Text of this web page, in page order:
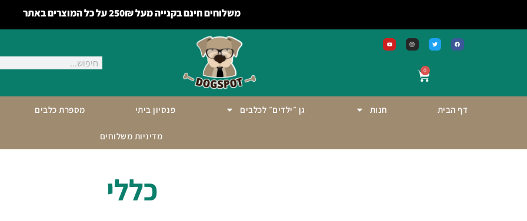
משלוחים חינם בקנייה מעל 250₪ על כל המוצרים באתר
0
דף הבית חנות גן ״ילדים״ לכלבים פנסיון ביתי מספרת כלבים
מדיניות משלוחים
כללי